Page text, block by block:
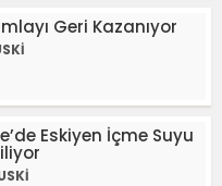
Geri Kazanıyor
Eskiyen İçme Suyu